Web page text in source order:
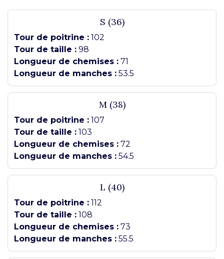
S (36)
Tour de poitrine : 102
Tour de taille : 98
Longueur de chemises : 71
Longueur de manches : 53.5
M (38)
Tour de poitrine : 107
Tour de taille : 103
Longueur de chemises : 72
Longueur de manches : 54.5
L (40)
Tour de poitrine : 112
Tour de taille : 108
Longueur de chemises : 73
Longueur de manches : 55.5